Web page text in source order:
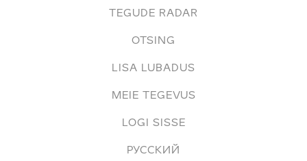
TEGUDE RADAR
OTSING
LISA LUBADUS
MEIE TEGEVUS
LOGI SISSE
РУССКИЙ